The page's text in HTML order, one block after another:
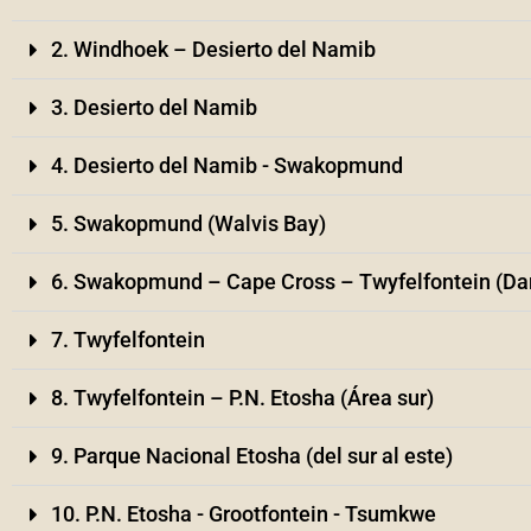
2. Windhoek – Desierto del Namib
3. Desierto del Namib
4. Desierto del Namib - Swakopmund
5. Swakopmund (Walvis Bay)
6. Swakopmund – Cape Cross – Twyfelfontein
7. Twyfelfontein
8. Twyfelfontein – P.N. Etosha (Área sur)
9. Parque Nacional Etosha (del sur al este)
10. P.N. Etosha - Grootfontein - Tsumkwe